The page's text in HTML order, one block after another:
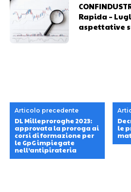
Rapida –
aspettative
Articolo precedente
DL Milleproroghe 2023:
approvata la proroga ai
corsi di formazione per
le GpG impiegate
nell’antipirateria
le